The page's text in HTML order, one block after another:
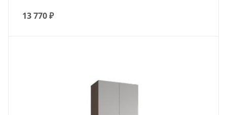
13 770₽